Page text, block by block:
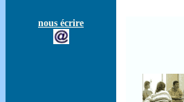
nous écrire